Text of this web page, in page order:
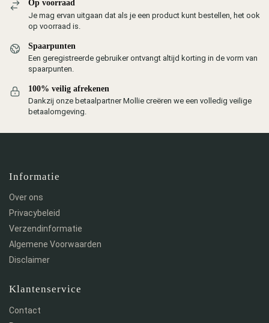
Op voorraad
Je mag ervan uitgaan dat als je een product kunt bestellen, het ook
op voorraad is.
Spaarpunten
Een geregistreerde gebruiker ontvangt altijd korting in de vorm van
spaarpunten.
100% veilig afrekenen
Dankzij onze betaalpartner Mollie creëren we een volledig veilige
betaalomgeving.
Informatie
Over ons
Privacybeleid
Verzendinformatie
Algemene Voorwaarden
Disclaimer
Klantenservice
Contact